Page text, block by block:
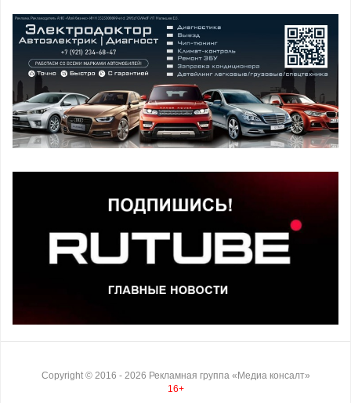
Copyright © 2016 - 2026 Рекламная группа «Медиа консалт»
16+